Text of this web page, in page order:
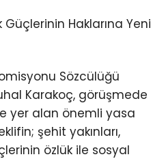
Haklarına Yeni
Sözcülüğü
Karakoç, görüşmede
yer alan önemli yasa
şehit yakınları,
özlük ile sosyal